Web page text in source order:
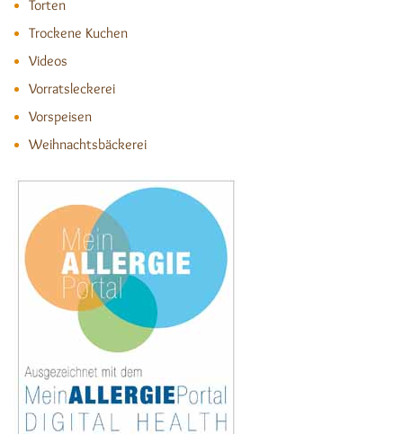
Torten
Trockene Kuchen
Videos
Vorratsleckerei
Vorspeisen
Weihnachtsbäckerei